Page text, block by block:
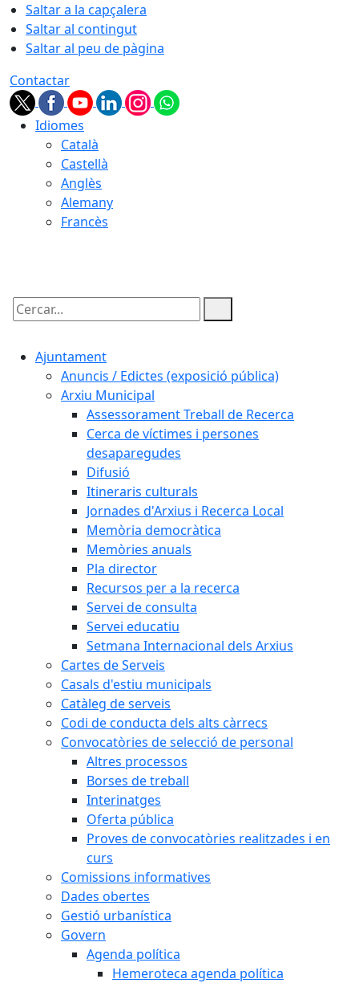
Saltar a la capçalera
Saltar al contingut
Saltar al peu de pàgina
Contactar
Idiomes
Català
Castellà
Anglès
Alemany
Francès
Cercar:
Ajuntament
Anuncis / Edictes (exposició pública)
Arxiu Municipal
Assessorament Treball de Recerca
Cerca de víctimes i persones
desaparegudes
Difusió
Itineraris culturals
Jornades d'Arxius i Recerca Local
Memòria democràtica
Memòries anuals
Pla director
Recursos per a la recerca
Servei de consulta
Servei educatiu
Setmana Internacional dels Arxius
Cartes de Serveis
Casals d'estiu municipals
Catàleg de serveis
Codi de conducta dels alts càrrecs
Convocatòries de selecció de personal
Altres processos
Borses de treball
Interinatges
Oferta pública
Proves de convocatòries realitzades i en
curs
Comissions informatives
Dades obertes
Gestió urbanística
Govern
Agenda política
Hemeroteca agenda política